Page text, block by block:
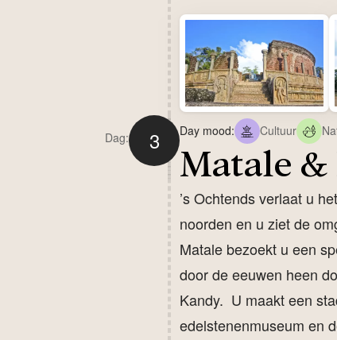
Dag: 3 Day mood: Cultuur
Matale &
’s Ochtends verlaat u
noorden en u ziet de
Matale bezoekt u een
door de eeuwen heen
Kandy. U maakt een
edelstenenmuseum en